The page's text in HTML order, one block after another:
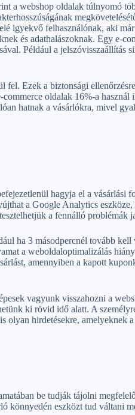
a webshop oldalak túlnyomó
igyekvő felhasználónak, aki
és adathalászoknak. Egy
Például a jelszóvisszaállítás
Ezek a biztonsági
oldalak 16%-a
hatnak a vásárlókra, mivel
hagyja el a
a Google Analytics
a fennálló problémák
ha 3 másodpercnél tovább
a weboldaloptimalizálás
amennyiben a kapott
vagyunk visszahozni a
ki rövid idő alatt. A
olyan hirdetésekre, amelyeknek
be tudják tájolni
könnyedén eszközt tud váltani